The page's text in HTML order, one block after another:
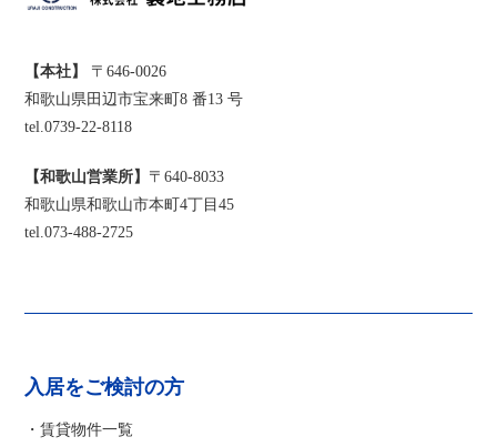
【本社】
〒646-0026
和歌山県田辺市宝来町8 番13 号
tel.0739-22-8118
【和歌山営業所】 〒640-8033
和歌山県和歌山市本町4丁目45
tel.073-488-2725
入居をご検討の方
・賃貸物件一覧